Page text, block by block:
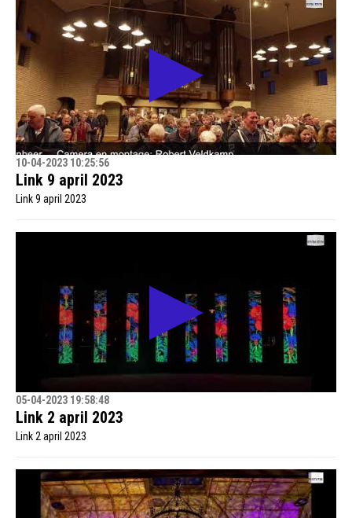
10-04-2023 10:25:56
Link 9 april 2023
Link 9 april 2023
05-04-2023 19:58:48
Link 2 april 2023
Link 2 april 2023